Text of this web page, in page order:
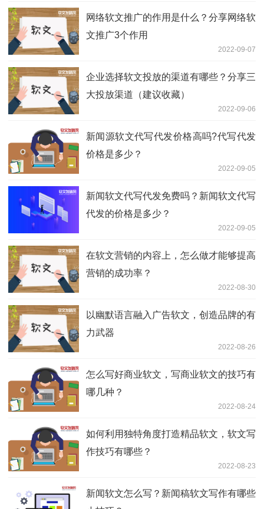
网络软文推广的作用是什么？分享网络软
文推广3个作用
2022-09-07
企业选择软文投放的渠道有哪些？分享三
大投放渠道（建议收藏）
2022-09-06
新闻源软文代写代发价格高吗?代写代发
价格是多少？
2022-09-05
新闻软文代写代发免费吗？新闻软文代写
代发的价格是多少？
2022-09-05
在软文营销的内容上，怎么做才能够提高
营销的成功率？
2022-08-30
以幽默语言融入广告软文，创造品牌的有
力武器
2022-08-26
怎么写好商业软文，写商业软文的技巧有
哪几种？
2022-08-24
如何利用独特角度打造精品软文，软文写
作技巧有哪些？
2022-08-23
新闻软文怎么写？新闻稿软文写作有哪些